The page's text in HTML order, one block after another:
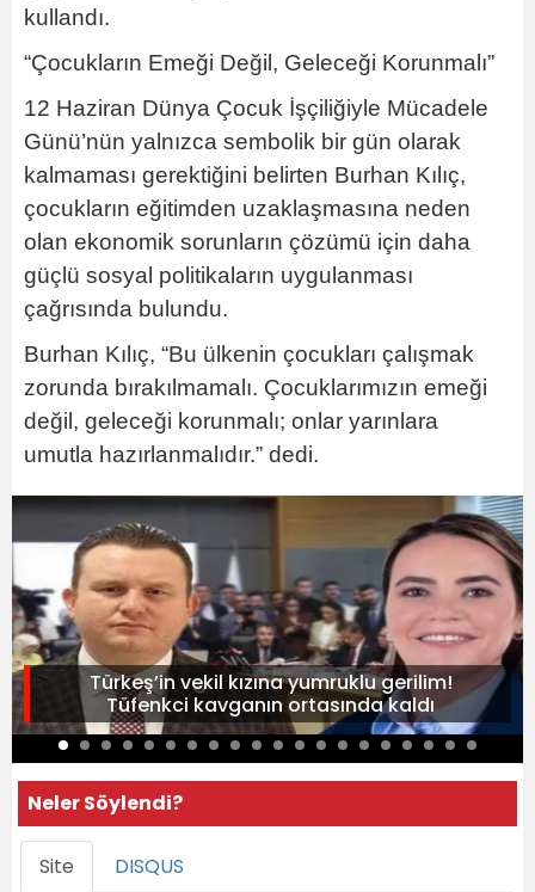
kullandı.
“Çocukların Emeği Değil, Geleceği Korunmalı”
12 Haziran Dünya Çocuk İşçiliğiyle Mücadele
Günü’nün yalnızca sembolik bir gün olarak
kalmaması gerektiğini belirten Burhan Kılıç,
çocukların eğitimden uzaklaşmasına neden
olan ekonomik sorunların çözümü için daha
güçlü sosyal politikaların uygulanması
çağrısında bulundu.
Burhan Kılıç, “Bu ülkenin çocukları çalışmak
zorunda bırakılmamalı. Çocuklarımızın emeği
değil, geleceği korunmalı; onlar yarınlara
umutla hazırlanmalıdır.” dedi.
Türkeş’in vekil kızına yumruklu gerilim!
Tüfenkci kavganın ortasında kaldı
Neler Söylendi?
Site DISQUS